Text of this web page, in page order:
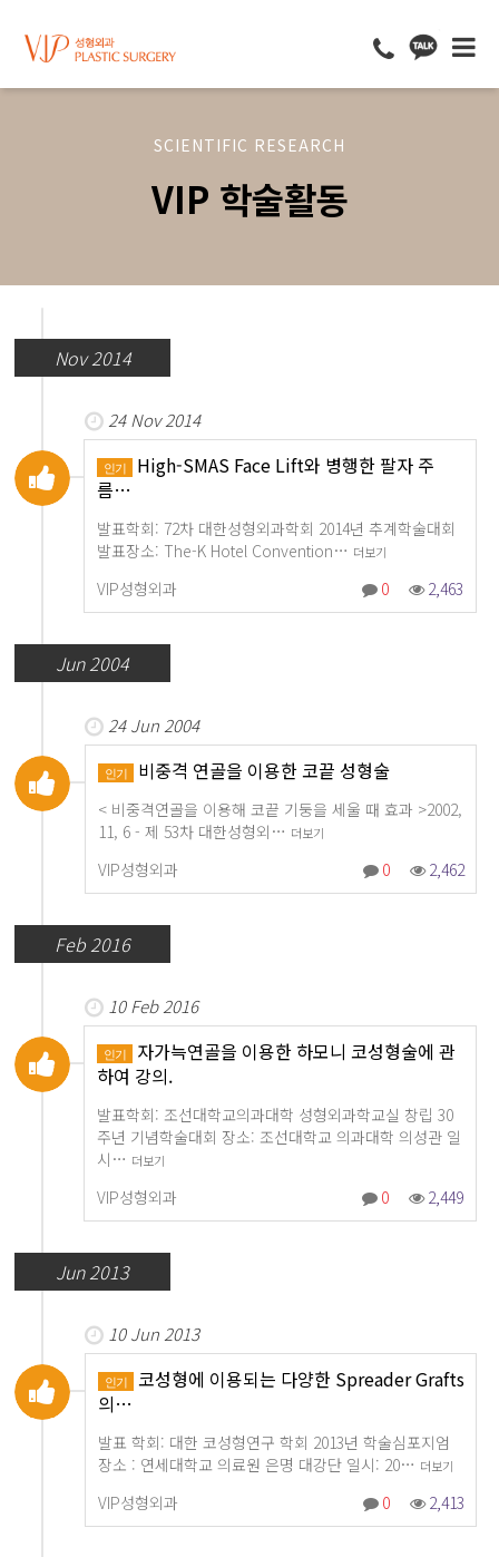
SCIENTIFIC RESEARCH
VIP 학술활동
Nov 2014
24 Nov 2014
인기 High-SMAS Face Lift와 병행한 팔자 주
름…
발표학회: 72차 대한성형외과학회 2014년 추계학술대회
발표장소: The-K Hotel Convention… 더보기
VIP성형외과 0 2,463
Jun 2004
24 Jun 2004
인기 비중격 연골을 이용한 코끝 성형술
< 비중격연골을 이용해 코끝 기둥을 세울 때 효과 >2002,
11, 6 - 제 53차 대한성형외… 더보기
VIP성형외과 0 2,462
Feb 2016
10 Feb 2016
인기 자가늑연골을 이용한 하모니 코성형술에 관
하여 강의.
발표학회: 조선대학교의과대학 성형외과학교실 창립 30
주년 기념학술대회 장소: 조선대학교 의과대학 의성관 일
시… 더보기
VIP성형외과 0 2,449
Jun 2013
10 Jun 2013
인기 코성형에 이용되는 다양한 Spreader Grafts
의…
발표 학회: 대한 코성형연구 학회 2013년 학술심포지엄
장소 : 연세대학교 의료원 은명 대강단 일시: 20… 더보기
VIP성형외과 0 2,413